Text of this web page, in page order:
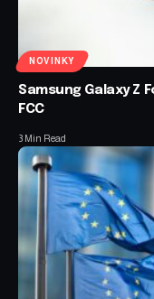
NOVINKY
Samsung Galaxy Z
FCC
3 Min Read